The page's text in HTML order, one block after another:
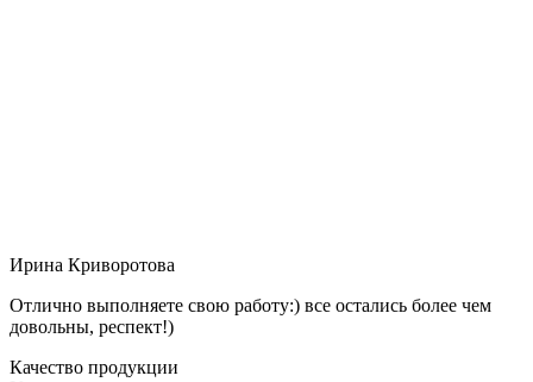
Ирина Криворотова
Отлично выполняете свою работу:) все остались более чем
довольны, респект!)
Качество продукции